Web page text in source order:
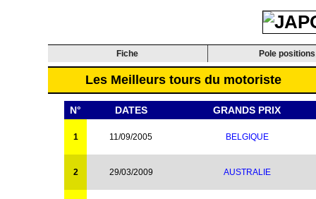
Fiche Pole positions
Les Meilleurs tours du motoriste
N° DATES GRANDS PRIX
1 11/09/2005 BELGIQUE
2 29/03/2009 AUSTRALIE